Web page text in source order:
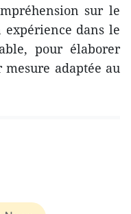
sur le
expérience dans le
pour élaborer
adaptée au